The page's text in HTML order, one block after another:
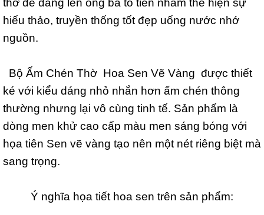
hiếu thảo, truyền thống tốt đẹp uống nước nhớ
nguồn.
Bộ Ấm Chén Thờ Hoa Sen Vẽ Vàng được thiết
ké với kiểu dáng nhỏ nhắn hơn ấm chén thông
thường nhưng lại vô cùng tinh tế. Sản phẩm là
dòng men khử cao cấp màu men sáng bóng với
họa tiên Sen vẽ vàng tạo nên một nét riêng biệt mà
sang trọng.
Ý nghĩa họa tiết hoa sen trên sản phẩm: